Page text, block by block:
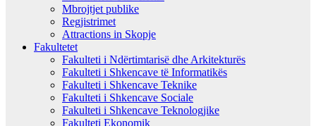
Mbrojtjet publike
Regjistrimet
Attractions in Skopje
Fakultetet
Fakulteti i Ndërtimtarisë dhe Arkitekturës
Fakulteti i Shkencave të Informatikës
Fakulteti i Shkencave Teknike
Fakulteti i Shkencave Sociale
Fakulteti i Shkencave Teknologjike
Fakulteti Ekonomik